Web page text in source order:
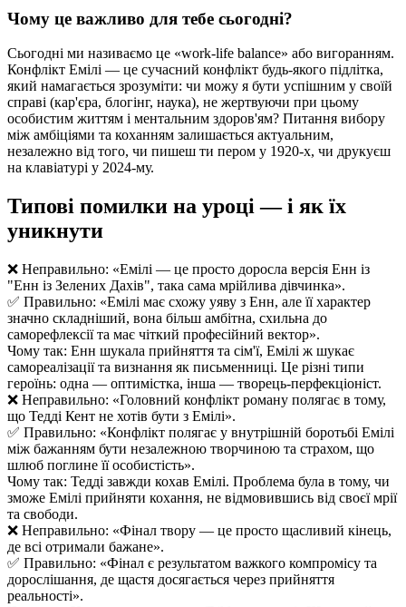
Чому це важливо для тебе сьогодні?
Сьогодні ми називаємо це «work-life balance» або вигоранням.
Конфлікт Емілі — це сучасний конфлікт будь-якого підлітка,
який намагається зрозуміти: чи можу я бути успішним у своїй
справі (кар'єра, блогінг, наука), не жертвуючи при цьому
особистим життям і ментальним здоров'ям? Питання вибору
між амбіціями та коханням залишається актуальним,
незалежно від того, чи пишеш ти пером у 1920-х, чи друкуєш
на клавіатурі у 2024-му.
Типові помилки на уроці — і як їх
уникнути
❌ Неправильно: «Емілі — це просто доросла версія Енн із
"Енн із Зелених Дахів", така сама мрійлива дівчинка».
✅ Правильно: «Емілі має схожу уяву з Енн, але її характер
значно складніший, вона більш амбітна, схильна до
саморефлексії та має чіткий професійний вектор».
Чому так: Енн шукала прийняття та сім'ї, Емілі ж шукає
самореалізації та визнання як письменниці. Це різні типи
героїнь: одна — оптимістка, інша — творець-перфекціоніст.
❌ Неправильно: «Головний конфлікт роману полягає в тому,
що Тедді Кент не хотів бути з Емілі».
✅ Правильно: «Конфлікт полягає у внутрішній боротьбі Емілі
між бажанням бути незалежною творчиною та страхом, що
шлюб поглине її особистість».
Чому так: Тедді завжди кохав Емілі. Проблема була в тому, чи
зможе Емілі прийняти кохання, не відмовившись від своєї мрії
та свободи.
❌ Неправильно: «Фінал твору — це просто щасливий кінець,
де всі отримали бажане».
✅ Правильно: «Фінал є результатом важкого компромісу та
дорослішання, де щастя досягається через прийняття
реальності».